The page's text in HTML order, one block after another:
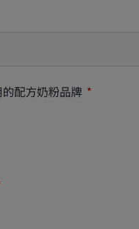
配方奶粉品牌